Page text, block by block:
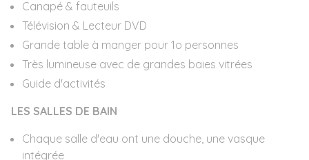
Canapé & fauteuils
Télévision & Lecteur DVD
Grande table à manger pour 1o personnes
Très lumineuse avec de grandes baies vitrées
Guide d'activités
LES SALLES DE BAIN
Chaque salle d'eau ont une douche, une vasque
intégrée